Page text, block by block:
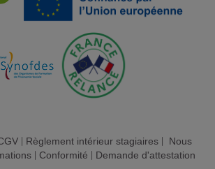
| Règlement intérieur stagiaires| Nous
| Conformité Demande d'attestation